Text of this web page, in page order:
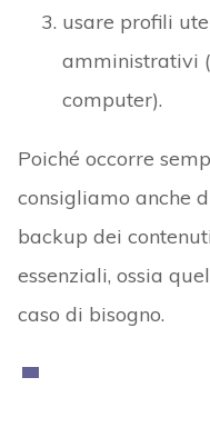
usare profili
amministrativi
computer).
Poiché occorre
consigliamo anche
backup dei
essenziali, ossia
caso di bisogno.